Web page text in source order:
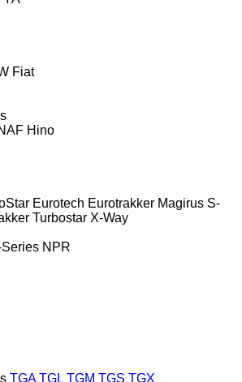
Fiat
Hino
Eurotech Eurotrakker Magirus S-
Turbostar X-Way
Series NPR
TGA TGL TGM TGS TGX